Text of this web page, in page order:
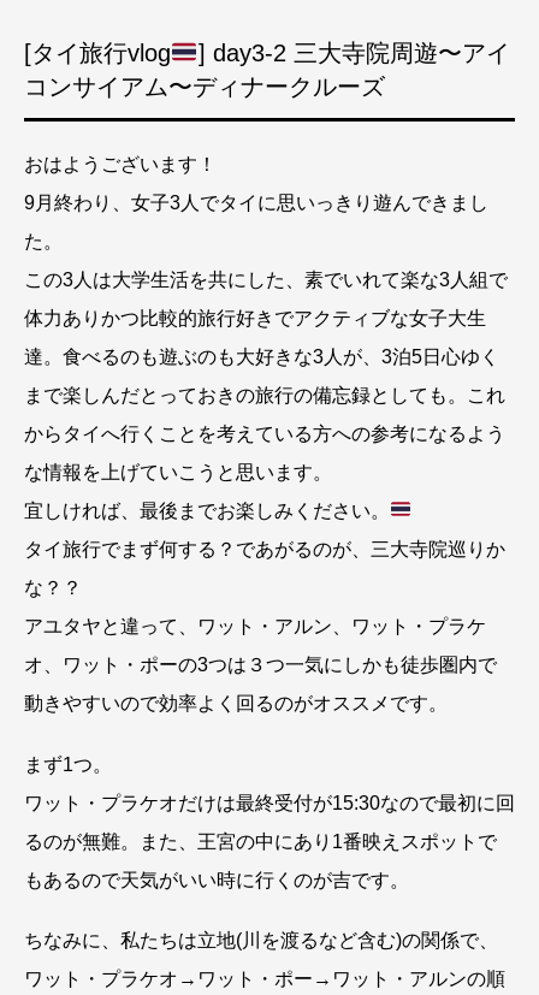
[タイ旅行vlog
] day3-2 三大寺院周遊〜アイ
コンサイアム〜ディナークルーズ
おはようございます！
9月終わり、女子3人でタイに思いっきり遊んできまし
た。
この3人は大学生活を共にした、素でいれて楽な3人組で
体力ありかつ比較的旅行好きでアクティブな女子大生
達。食べるのも遊ぶのも大好きな3人が、3泊5日心ゆく
まで楽しんだとっておきの旅行の備忘録としても。これ
からタイへ行くことを考えている方への参考になるよう
な情報を上げていこうと思います。
宜しければ、最後までお楽しみください。
タイ旅行でまず何する？であがるのが、三大寺院巡りか
な？？
アユタヤと違って、ワット・アルン、ワット・プラケ
オ、ワット・ポーの3つは３つ一気にしかも徒歩圏内で
動きやすいので効率よく回るのがオススメです。
まず1つ。
ワット・プラケオだけは最終受付が15:30なので最初に回
るのが無難。また、王宮の中にあり1番映えスポットで
もあるので天気がいい時に行くのが吉です。
ちなみに、私たちは立地(川を渡るなど含む)の関係で、
ワット・プラケオ→ワット・ポー→ワット・アルンの順